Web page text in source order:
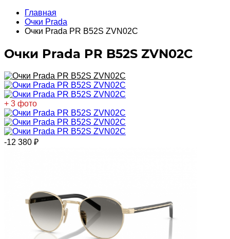
Главная
Очки Prada
Очки Prada PR B52S ZVN02C
Очки Prada PR B52S ZVN02C
+ 3 фото
-12 380 ₽